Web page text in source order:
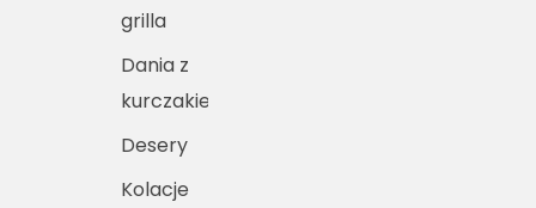
grilla
Dania z
kurczakiem
Desery
Kolacje